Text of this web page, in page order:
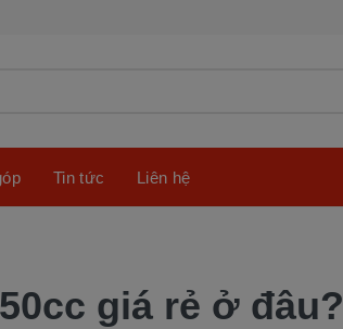
Tin tức Liên hệ
giá rẻ ở đâu?